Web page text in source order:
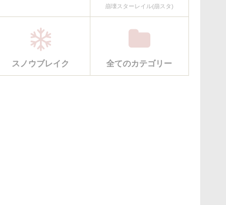
崩壊スターレイル(崩スタ)
スノウブレイク 全てのカテゴリー